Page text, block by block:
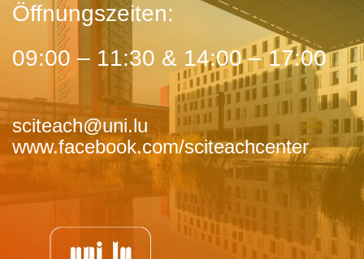
Öffnungszeiten:
09:00 – 11:30 & 14:00 – 17:00
sciteach@uni.lu
www.facebook.com/sciteachcenter